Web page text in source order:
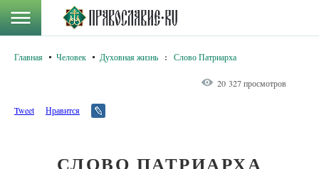
Главная Человек Духовная жизнь : Слово Патриарха
20 327 просмотров
Tweet Нравится
СЛОВО ПАТРИАРХА